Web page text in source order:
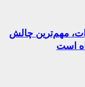
مهم‌ترین چالش
است